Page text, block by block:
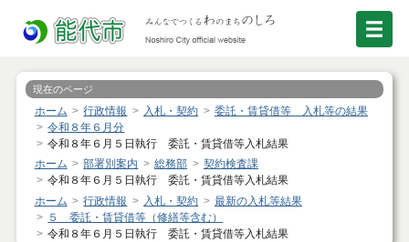
現在のページ
ホーム 行政情報 入札・契約
委託・賃貸借等 入札等の結果
令和８年６月分
令和８年６月５日執行 委託・賃貸借等入札結果
ホーム
部署別案内 総務部
契約検査課
令和８年６月５日執行 委託・賃貸借等入札結果
ホーム
行政情報 入札・契約
最新の入札等結果
５ 委託・賃貸借等（修繕等含む）
令和８年６月５日執行 委託・賃貸借等入札結果